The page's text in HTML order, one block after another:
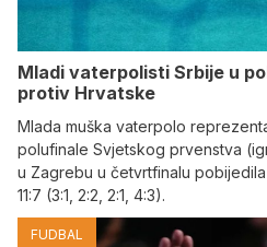
Mladi vaterpolisti Srbije u
protiv Hrvatske
Mlada muška vaterpolo
polufinale Svjetskog prvenstva
u Zagrebu u četvrtfinalu
11:7 (3:1, 2:2, 2:1, 4:3).
FUDBAL